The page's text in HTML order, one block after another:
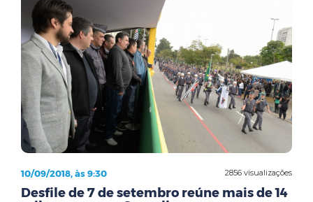
2856 visualizações
10/09/2018, às 9:30
Desfile de 7 de setembro reúne mais de 14